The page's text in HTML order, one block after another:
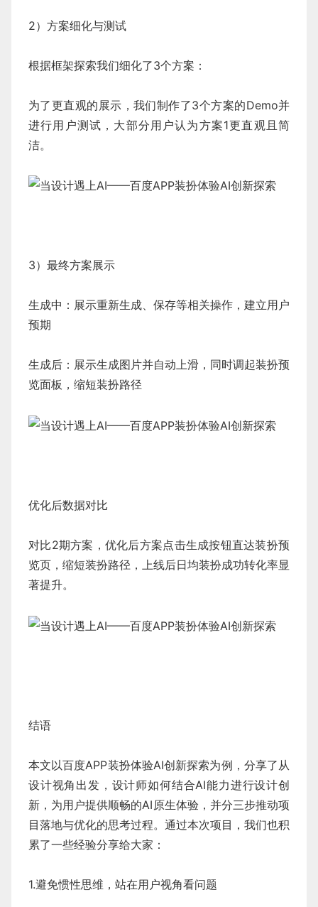
2）方案细化与测试
根据框架探索我们细化了3个方案：
为了更直观的展示，我们制作了3个方案的Demo并
进行用户测试，大部分用户认为方案1更直观且简
洁。
3）最终方案展示
生成中：展示重新生成、保存等相关操作，建立用户
预期
生成后：展示生成图片并自动上滑，同时调起装扮预
览面板，缩短装扮路径
优化后数据对比
对比2期方案，优化后方案点击生成按钮直达装扮预
览页，缩短装扮路径，上线后日均装扮成功转化率显
著提升。
结语
本文以百度APP装扮体验AI创新探索为例，分享了从
设计视角出发，设计师如何结合AI能力进行设计创
新，为用户提供顺畅的AI原生体验，并分三步推动项
目落地与优化的思考过程。通过本次项目，我们也积
累了一些经验分享给大家：
1.避免惯性思维，站在用户视角看问题